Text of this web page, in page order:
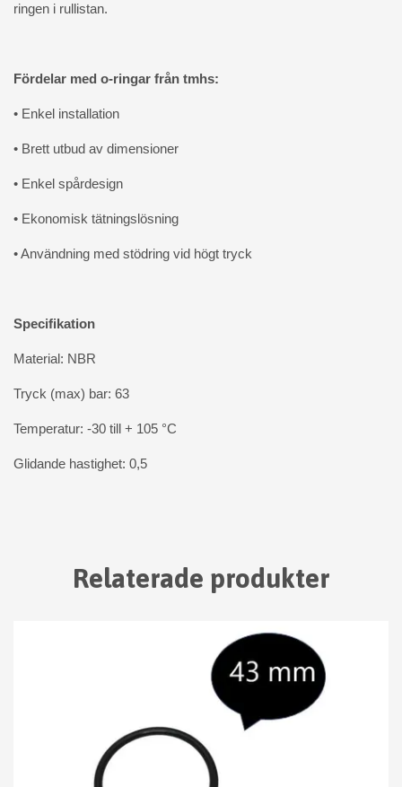
ringen i rullistan.
Fördelar med o-ringar från tmhs:
• Enkel installation
• Brett utbud av dimensioner
• Enkel spårdesign
• Ekonomisk tätningslösning
• Användning med stödring vid högt tryck
Specifikation
Material: NBR
Tryck (max) bar: 63
Temperatur: -30 till + 105 °C
Glidande hastighet: 0,5
Relaterade produkter